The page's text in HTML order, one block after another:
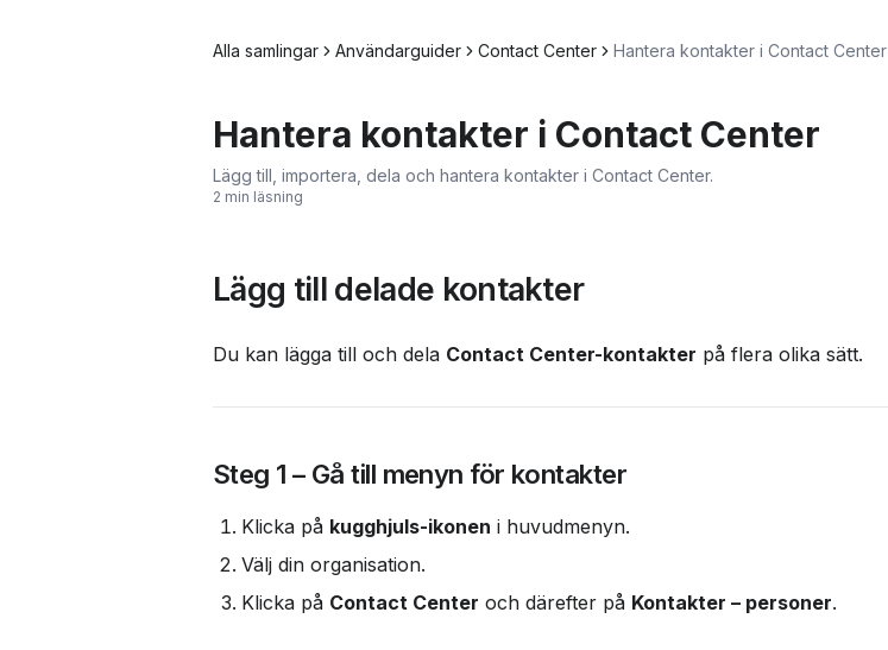
Alla samlingar Användarguider Contact Center Hantera kontakter i Contact Center
Hantera kontakter i Contact Center
Lägg till, importera, dela och hantera kontakter i Contact Center.
2 min läsning
Lägg till delade kontakter
Du kan lägga till och dela Contact Center-kontakter på flera olika sätt.
Steg 1 – Gå till menyn för kontakter
Klicka på kugghjuls-ikonen i huvudmenyn.
Välj din organisation.
Klicka på Contact Center och därefter på Kontakter – personer.